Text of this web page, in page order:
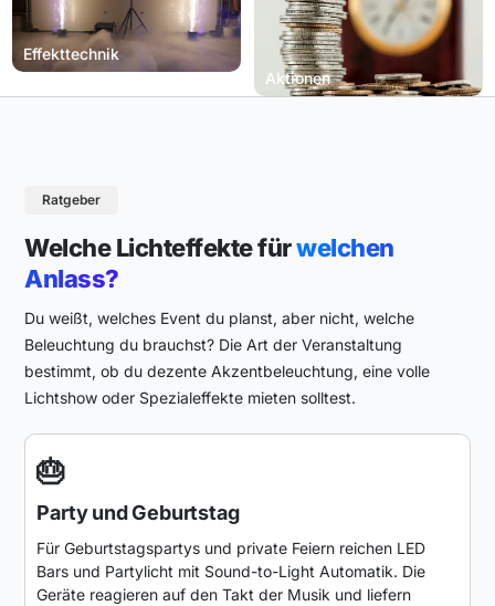
Effekttechnik
Aktionen
Ratgeber
Welche Lichteffekte fürwelchen
Anlass?
Du weißt, welches Event du planst, aber nicht, welche
Beleuchtung du brauchst? Die Art der Veranstaltung
bestimmt, ob du dezente Akzentbeleuchtung, eine volle
Lichtshow oder Spezialeffekte mieten solltest.
🎂
Party und Geburtstag
Für Geburtstagspartys und private Feiern reichen LED
Bars und Partylicht mit Sound-to-Light Automatik. Die
Geräte reagieren auf den Takt der Musik und liefern